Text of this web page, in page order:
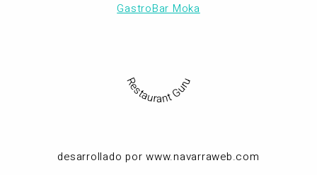
GastroBar Moka
Restaurant Guru
desarrollado por www.navarraweb.com